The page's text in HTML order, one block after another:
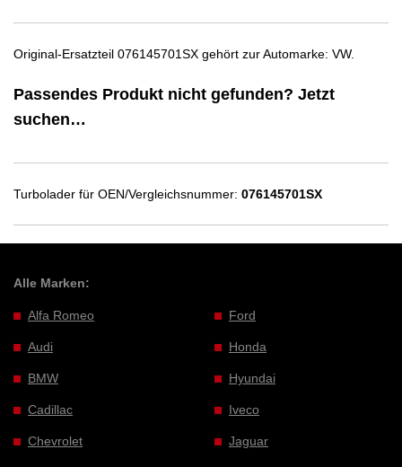
Original-Ersatzteil 076145701SX gehört zur Automarke: VW.
Passendes Produkt nicht gefunden? Jetzt
suchen…
Turbolader für OEN/Vergleichsnummer: 076145701SX
Alle Marken:
Alfa Romeo
Audi
BMW
Cadillac
Chevrolet
Ford
Honda
Hyundai
Iveco
Jaguar